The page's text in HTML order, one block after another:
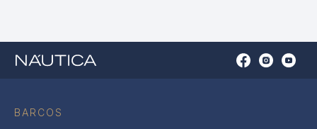
BARCOS
OpenOpenOpen